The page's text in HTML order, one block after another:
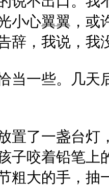
小心翼翼，或
辞，我说，我
当一些。几天
置了一盏台灯
子咬着铅笔上
粗大的手，抽